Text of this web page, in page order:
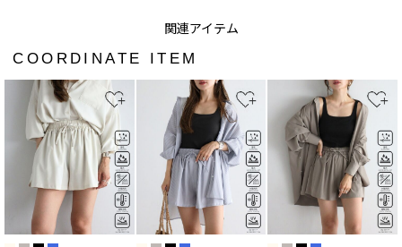
COORDINATE ITEM